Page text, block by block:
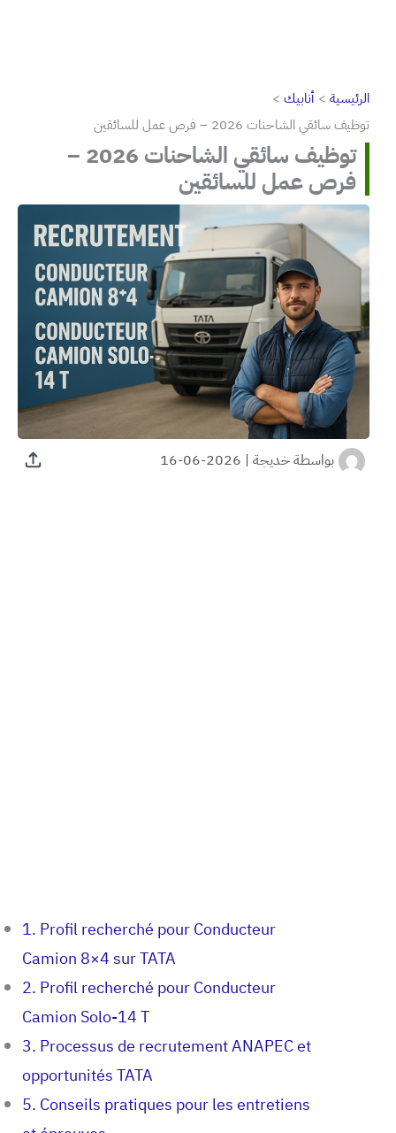
الرئيسية
أنابيك
توظيف سائقي الشاحنات 2026 – فرص عمل للسائقين
توظيف سائقي الشاحنات 2026 –
فرص عمل للسائقين
بواسطةخديجة |
2026-06-16
1. Profil recherché pour Conducteur
Camion 8×4 sur TATA
2. Profil recherché pour Conducteur
Camion Solo-14 T
3. Processus de recrutement ANAPEC et
opportunités TATA
5. Conseils pratiques pour les entretiens